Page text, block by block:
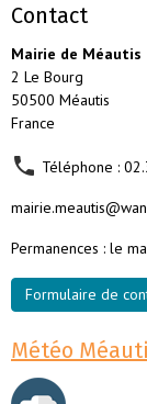
Contact
Mairie de Méautis
2 Le Bourg
50500 Méautis
France
Téléphone :
Permanences : le
Formulaire de
Météo